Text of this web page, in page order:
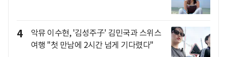
4
악뮤 이수현, '김성주子' 김민국과 스위스
여행 "첫 만남에 2시간 넘게 기다렸다"